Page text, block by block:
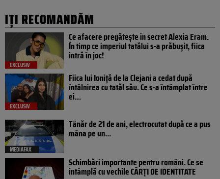
IȚI RECOMANDĂM
EXCLUSIV
Ce afacere pregătește în secret Alexia Eram.
În timp ce imperiul tatălui s-a prăbușit, fiica
intră în joc!
EXCLUSIV
Fiica lui Ioniță de la Clejani a cedat după
întâlnirea cu tatăl său. Ce s-a întâmplat între
ei…
MEDIAFAX
Tânăr de 21 de ani, electrocutat după ce a pus
mâna pe un...
Schimbări importante pentru români. Ce se
întâmplă cu vechile CĂRȚI DE IDENTITATE